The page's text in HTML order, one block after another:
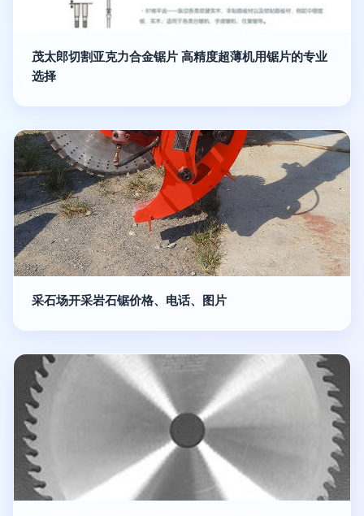
茂太郎切割亚克力合金锯片 高精度超薄机用锯片的专业
选择
采石场开采岩石锯价格、电话、图片